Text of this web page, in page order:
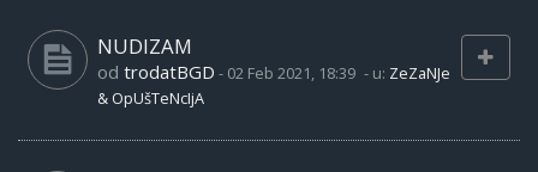
NUDIZAM
od trodatBGD - 02 Feb 2021, 18:39 - u: ZeZaNJe
& OpUšTeNcIjA